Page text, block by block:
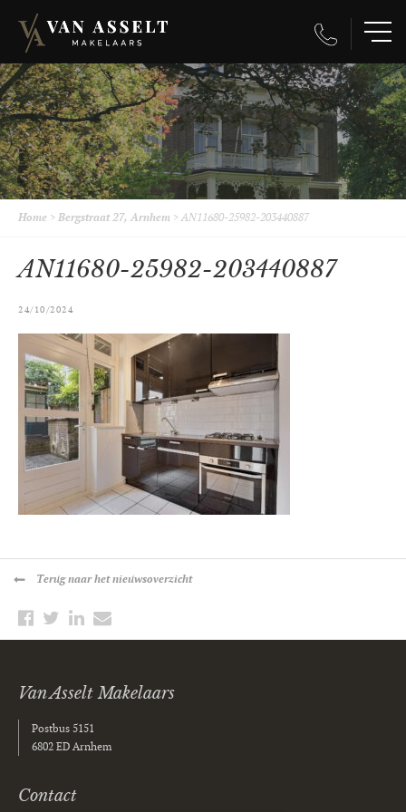
Home > Bergstraat 27, Arnhem >AN11680-25982-203440887
AN11680-25982-203440887
24/10/2024
Terugnaar het nieuwsoverzicht
Van Asselt Makelaars
Postbus 5151
6802 ED Arnhem
Contact